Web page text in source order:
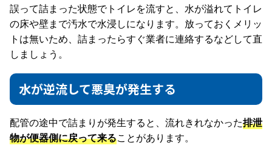
誤って詰まった状態でトイレを流すと、水が溢れてトイレ
の床や壁まで汚水で水浸しになります。放っておくメリッ
トは無いため、詰まったらすぐ業者に連絡するなどして直
しましょう。
水が逆流して悪臭が発生する
配管の途中で詰まりが発生すると、流れきれなかった排泄
物が便器側に戻って来ることがあります。